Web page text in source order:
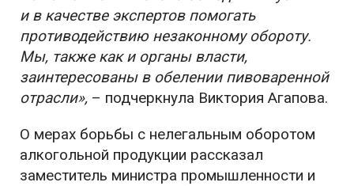
и в качестве экспертов помогать
противодействию незаконному обороту.
Мы, также как и органы власти,
заинтересованы в обелении пивоваренной
отрасли», – подчеркнула Виктория Агапова.
О мерах борьбы с нелегальным оборотом
алкогольной продукции рассказал
заместитель министра промышленности и